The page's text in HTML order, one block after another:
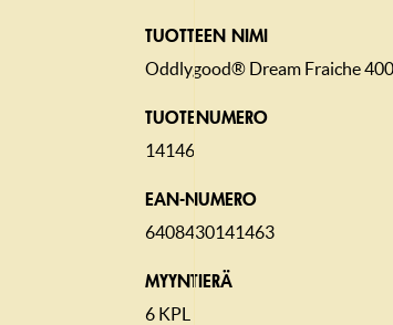
TUOTTEEN NIMI
Oddlygood® Dream Fraiche
TUOTENUMERO
14146
EAN-NUMERO
6408430141463
MYYNTIERÄ
6 KPL